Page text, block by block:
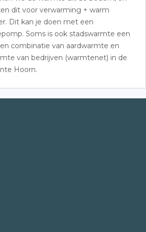
dit voor verwarming + warm
Dit kan je doen met een
Soms is ook stadswarmte een
combinatie van aardwarmte en
van bedrijven (warmtenet) in de
Hoorn.